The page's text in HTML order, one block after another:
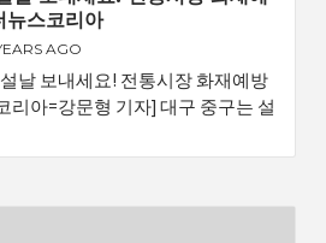
뉴스코리아
AGO
날 보내세요! 전통시장 화재예방
리아=강문형 기자] 대구 중구는 설